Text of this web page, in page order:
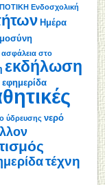
Ενδοσχολική
Ημέρα
ασφάλεια στο
εκδήλωση
εφημερίδα
ύδρευσης νερό
τέχνη